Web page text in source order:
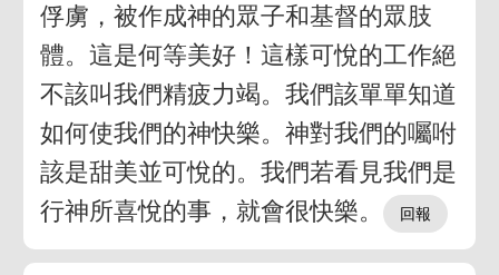
俘虜，被作成神的眾子和基督的眾肢
體。這是何等美好！這樣可悅的工作絕
不該叫我們精疲力竭。我們該單單知道
如何使我們的神快樂。神對我們的囑咐
該是甜美並可悅的。我們若看見我們是
行神所喜悅的事，就會很快樂。